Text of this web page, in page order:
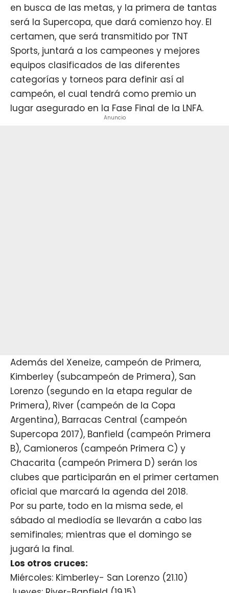
en busca de las metas, y la primera de tantas
será la Supercopa, que dará comienzo hoy. El
certamen, que será transmitido por TNT
Sports, juntará a los campeones y mejores
equipos clasificados de las diferentes
categorías y torneos para definir así al
campeón, el cual tendrá como premio un
lugar asegurado en la Fase Final de la LNFA.
Anuncio
Además del Xeneize, campeón de Primera,
Kimberley (subcampeón de Primera), San
Lorenzo (segundo en la etapa regular de
Primera), River (campeón de la Copa
Argentina), Barracas Central (campeón
Supercopa 2017), Banfield (campeón Primera
B), Camioneros (campeón Primera C) y
Chacarita (campeón Primera D) serán los
clubes que participarán en el primer certamen
oficial que marcará la agenda del 2018.
Por su parte, todo en la misma sede, el
sábado al mediodía se llevarán a cabo las
semifinales; mientras que el domingo se
jugará la final.
Los otros cruces:
Miércoles: Kimberley- San Lorenzo (21.10)